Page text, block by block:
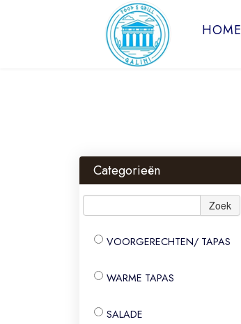
HOME
Categorieën
Zoek
VOORGERECHTEN/ TAPAS
WARME TAPAS
SALADE